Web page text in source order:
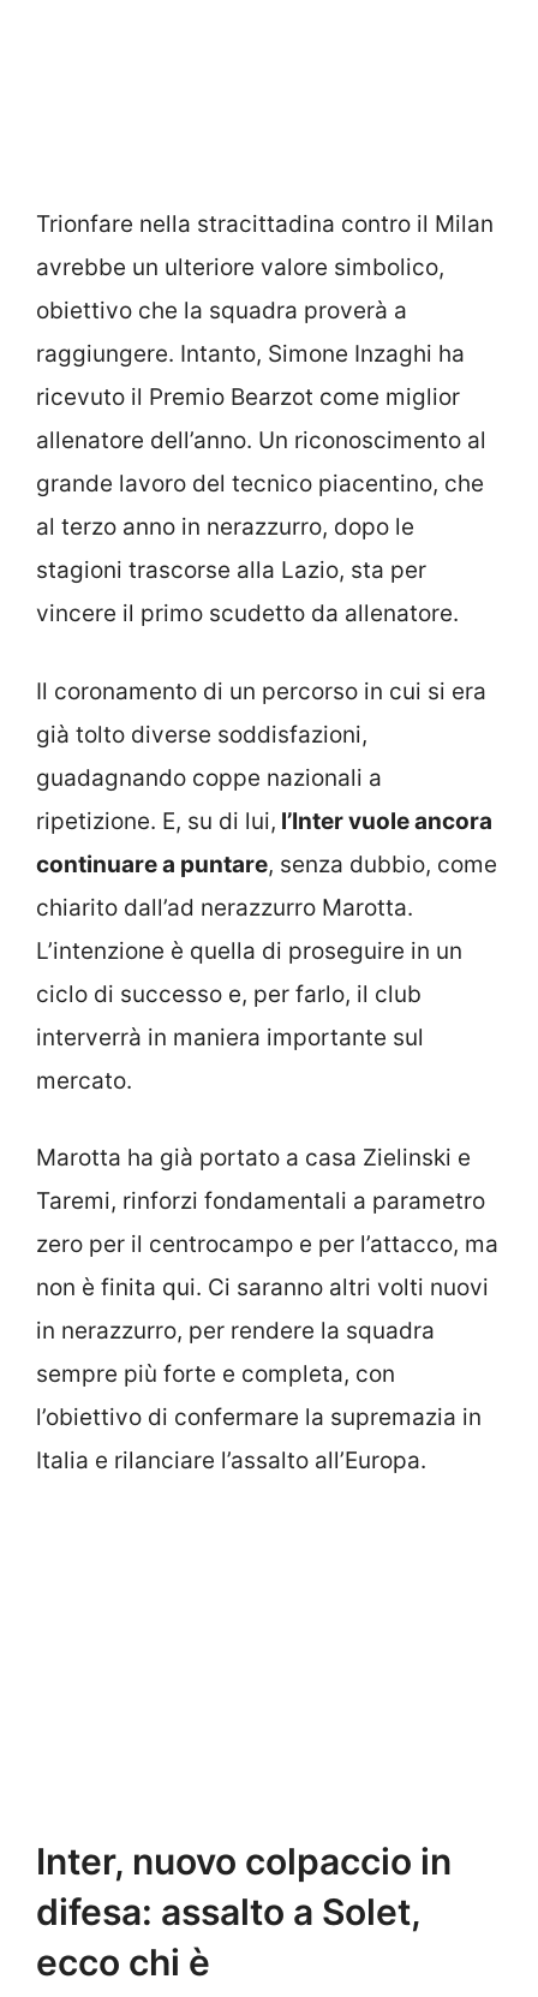
Trionfare nella stracittadina contro il Milan
avrebbe un ulteriore valore simbolico,
obiettivo che la squadra proverà a
raggiungere. Intanto, Simone Inzaghi ha
ricevuto il Premio Bearzot come miglior
allenatore dell’anno. Un riconoscimento al
grande lavoro del tecnico piacentino, che
al terzo anno in nerazzurro, dopo le
stagioni trascorse alla Lazio, sta per
vincere il primo scudetto da allenatore.
Il coronamento di un percorso in cui si era
già tolto diverse soddisfazioni,
guadagnando coppe nazionali a
ripetizione. E, su di lui, l’Inter vuole ancora
continuare a puntare, senza dubbio, come
chiarito dall’ad nerazzurro Marotta.
L’intenzione è quella di proseguire in un
ciclo di successo e, per farlo, il club
interverrà in maniera importante sul
mercato.
Marotta ha già portato a casa Zielinski e
Taremi, rinforzi fondamentali a parametro
zero per il centrocampo e per l’attacco, ma
non è finita qui. Ci saranno altri volti nuovi
in nerazzurro, per rendere la squadra
sempre più forte e completa, con
l’obiettivo di confermare la supremazia in
Italia e rilanciare l’assalto all’Europa.
Inter, nuovo colpaccio in
difesa: assalto a Solet,
ecco chi è